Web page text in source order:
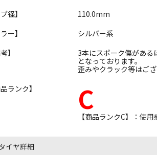
径】
110.0mm
ー】
シルバー系
】
3本にスポーク傷がある
となっております。
歪みやクラック等はご
品ランク】
C
【商品ランクC】：使
イヤ詳細